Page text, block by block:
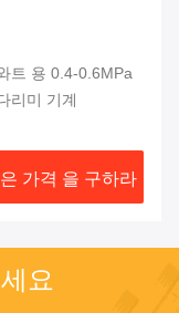
트 용 0.4-0.6MPa
리미 기계
가격 을 구하라
요